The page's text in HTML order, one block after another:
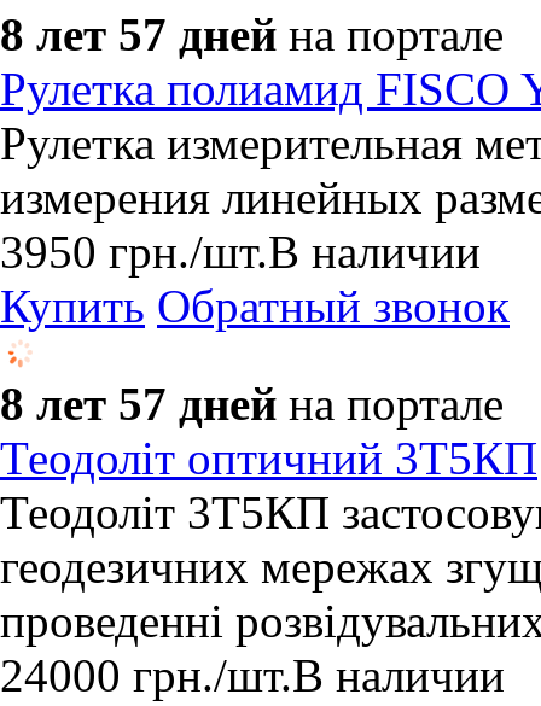
8 лет 57 дней на портале
Рулетка полиамид FISCO
Рулетка измерительная
измерения линейных
3950 грн./шт.В наличии
Купить Обратный звонок
8 лет 57 дней на портале
Теодоліт оптичний 3Т5КП
Теодоліт 3Т5КП
геодезичних мережах
проведенні
24000 грн./шт.В наличии